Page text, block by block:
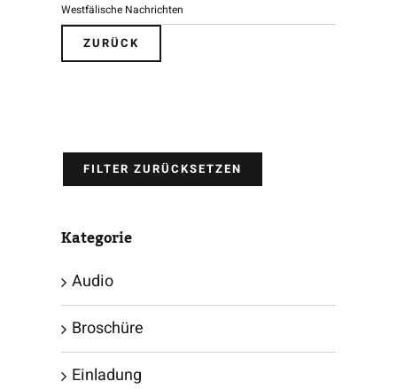
Westfälische Nachrichten
ZURÜCK
FILTER ZURÜCKSETZEN
Kategorie
Audio
Broschüre
Einladung